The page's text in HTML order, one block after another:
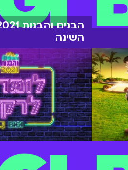
השינה